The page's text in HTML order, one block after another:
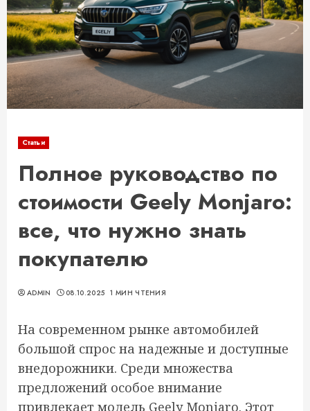
Статьи
Полное руководство по
стоимости Geely Monjaro:
все, что нужно знать
покупателю
ADMIN 08.10.2025 1 МИН ЧТЕНИЯ
На современном рынке автомобилей
большой спрос на надежные и доступные
внедорожники. Среди множества
предложений особое внимание
привлекает модель Geely Monjaro. Этот